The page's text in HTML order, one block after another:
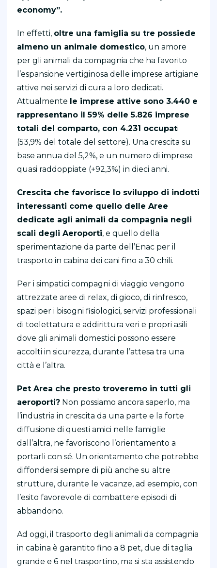
economy”.
In effetti, oltre una famiglia su tre possiede
almeno un animale domestico, un amore
per gli animali da compagnia che ha favorito
l’espansione vertiginosa delle imprese artigiane
attive nei servizi di cura a loro dedicati.
Attualmente le imprese attive sono 3.440 e
rappresentano il 59% delle 5.826 imprese
totali del comparto, con 4.231 occupati
(53,9% del totale del settore). Una crescita su
base annua del 5,2%, e un numero di imprese
quasi raddoppiate (+92,3%) in dieci anni.
Crescita che favorisce lo sviluppo di indotti
interessanti come quello delle Aree
dedicate agli animali da compagnia negli
scali degli Aeroporti, e quello della
sperimentazione da parte dell’Enac per il
trasporto in cabina dei cani fino a 30 chili.
Per i simpatici compagni di viaggio vengono
attrezzate aree di relax, di gioco, di rinfresco,
spazi per i bisogni fisiologici, servizi professionali
di toelettatura e addirittura veri e propri asili
dove gli animali domestici possono essere
accolti in sicurezza, durante l’attesa tra una
città e l’altra.
Pet Area che presto troveremo in tutti gli
aeroporti? Non possiamo ancora saperlo, ma
l’industria in crescita da una parte e la forte
diffusione di questi amici nelle famiglie
dall’altra, ne favoriscono l’orientamento a
portarli con sé. Un orientamento che potrebbe
diffondersi sempre di più anche su altre
strutture, durante le vacanze, ad esempio, con
l’esito favorevole di combattere episodi di
abbandono.
Ad oggi, il trasporto degli animali da compagnia
in cabina è garantito fino a 8 pet, due di taglia
grande e 6 nel trasportino, ma si sta assistendo